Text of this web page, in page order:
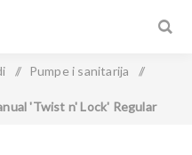
/ Pumpe i sanitarija /
'Twist n' Lock' Regular